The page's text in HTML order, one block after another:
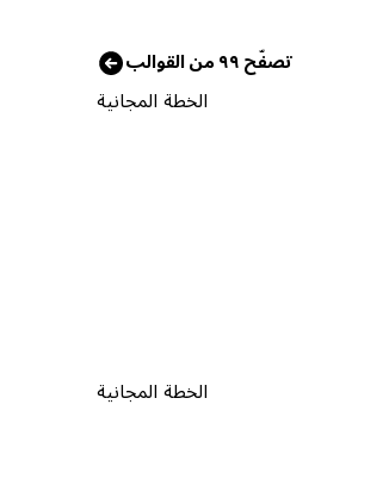
تصفّح ٩٩ من القوالب
الخطة المجانية
الخطة المجانية